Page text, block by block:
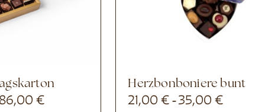
86,00€
Herzbonboniere bunt
21,00€ - 35,00€